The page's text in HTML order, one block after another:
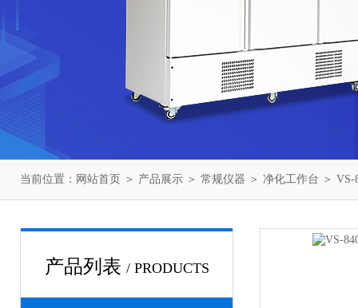
当前位置： 网站首页 ＞ 产品展示 ＞ 常规仪器 ＞ 净化工作台 ＞
产品列表 / PRODUCTS